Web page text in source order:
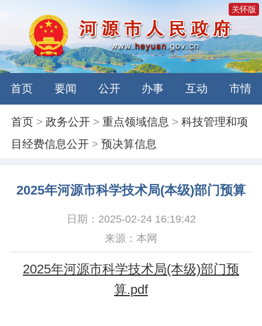
关怀版
首页 要闻 公开 办事 互动 市情
首页 >政务公开 >重点领域信息 >科技管理和项
目经费信息公开 >预决算信息
2025年河源市科学技术局(本级)部门预算
日期：2025-02-24 16:19:42
来源：本网
2025年河源市科学技术局(本级)部门预
算.pdf